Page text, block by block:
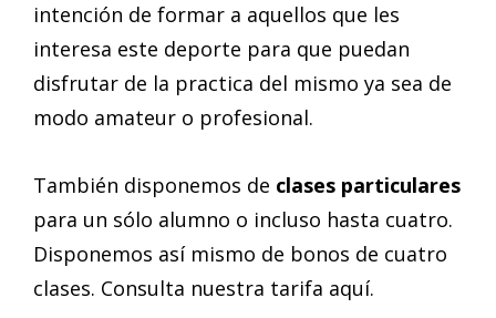
intención de formar a aquellos que les
interesa este deporte para que puedan
disfrutar de la practica del mismo ya sea de
modo amateur o profesional.
También disponemos de clases particulares
para un sólo alumno o incluso hasta cuatro.
Disponemos así mismo de bonos de cuatro
clases. Consulta nuestra tarifa aquí.